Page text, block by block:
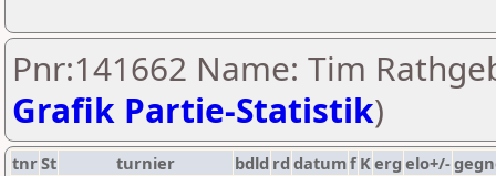
Pnr:141662 Name: Tim
Grafik Partie-Statistik)
tnrSt turnier bdld rd datumf Kerg elo+/-